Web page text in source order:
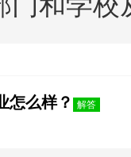
怎么样？ 解答